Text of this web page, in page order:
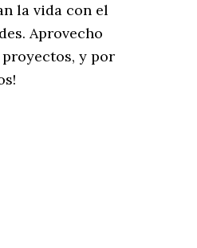
la vida con el
Aprovecho
y por